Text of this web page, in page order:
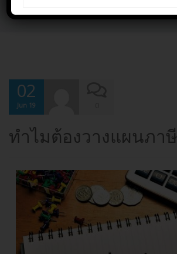
Home
02
Jun 19
ทำไมต้องวางแผนภาษี